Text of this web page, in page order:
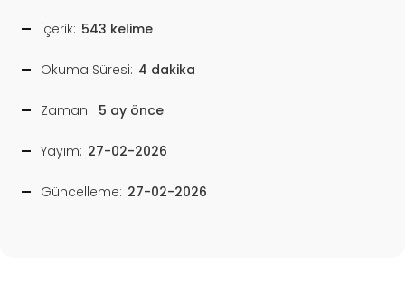
İçerik: 543 kelime
Okuma Süresi: 4 dakika
Zaman: 5 ay önce
Yayım: 27-02-2026
Güncelleme: 27-02-2026